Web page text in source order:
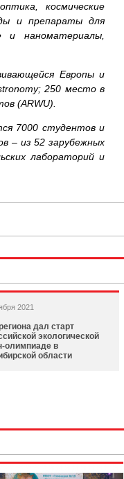
космические
и препараты для
и наноматериалы,
Европы и
250 место в
(ARWU).
7000 студентов и
– из 52 зарубежных
лабораторий и
2021
дал старт
экологической
олимпиаде в
области